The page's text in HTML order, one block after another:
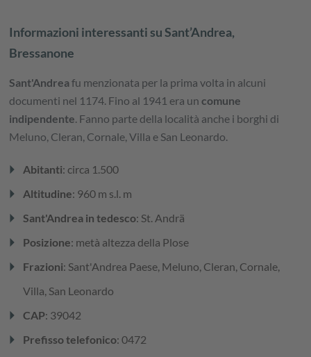
Informazioni interessanti su Sant’Andrea,
Bressanone
Sant'Andreafu menzionata per la prima volta in alcuni
documenti nel 1174. Fino al 1941 era uncomune
indipendente . Fanno parte della località anche i borghi di
Meluno, Cleran, Cornale, Villa e San Leonardo.
arrow_right Abitanti: circa 1.500
arrow_right Altitudine: 960 m s.l. m
arrow_right Sant'Andrea in tedesco: St. Andrä
arrow_right Posizione: metà altezza della Plose
arrow_right Frazioni: Sant'Andrea Paese, Meluno, Cleran, Cornale,
Villa, San Leonardo
arrow_right CAP: 39042
arrow_right Prefisso telefonico: 0472